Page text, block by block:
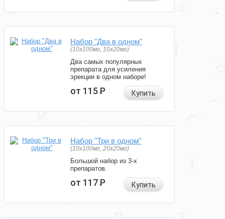
Набор "Два в одном"
(10x100мг, 10x20мг)
Два самых популярных
препарата для усиления
эрекции в одном наборе!
от 115Р Купить
Набор "Три в одном"
(10x100мг, 20x20мг)
Большой набор из 3-х
препаратов.
от 117Р Купить